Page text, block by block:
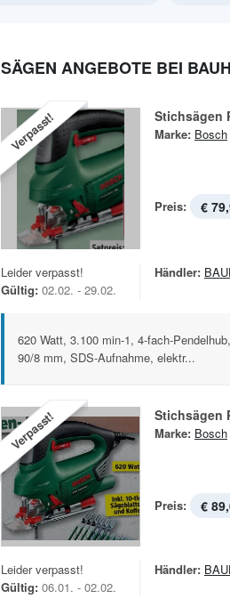
SÄGEN ANGEBOTE BEI
Verpasst! Stichsägen
Marke: Bosch
Preis: €
Leider verpasst!
Gültig: 02.02. - 29.02.
Händler:
620 Watt, 3.100 min-1, 4-fach-
90/8 mm, SDS-Aufnahme, elektr...
Verpasst! Stichsägen
Marke: Bosch
Preis: €
Leider verpasst!
Gültig: 06.01. - 02.02.
Händler: